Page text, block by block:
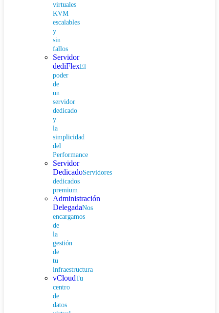
virtuales
KVM
escalables
y
sin
fallos
Servidor
dediFlexEl
poder
de
un
servidor
dedicado
y
la
simplicidad
del
Performance
Servidor
DedicadoServidores
dedicados
premium
Administración
DelegadaNos
encargamos
de
la
gestión
de
tu
infraestructura
vCloudTu
centro
de
datos